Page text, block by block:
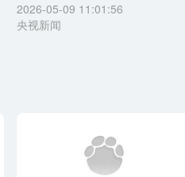
2026-05-09 11:01:56
央视新闻